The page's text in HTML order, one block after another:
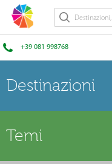
+39 081 998768
Destinazioni
Temi